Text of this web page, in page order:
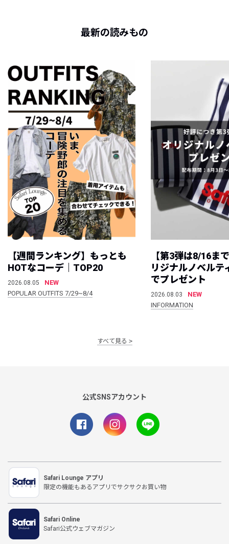
最新の読みもの
【週間ランキング】もっとも
HOTなコーデ｜TOP20
2026.08.05
NEW
POPULAR OUTFITS 7/29~8/4
【第3弾は8/16ま
リジナルノベルテ
でプレゼント
2026.08.03
NEW
INFORMATION
すべて見る
公式SNSアカウント
Safari Lounge アプリ
限定の機能もあるアプリでサクサクお買い物
Safari Online
Safari公式ウェブマガジン